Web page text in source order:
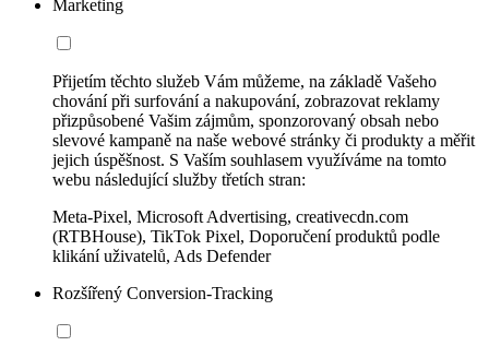
Marketing
Přijetím těchto služeb Vám můžeme, na základě Vašeho
chování při surfování a nakupování, zobrazovat reklamy
přizpůsobené Vašim zájmům, sponzorovaný obsah nebo
slevové kampaně na naše webové stránky či produkty a měřit
jejich úspěšnost. S Vaším souhlasem využíváme na tomto
webu následující služby třetích stran:
Meta-Pixel, Microsoft Advertising, creativecdn.com
(RTBHouse), TikTok Pixel, Doporučení produktů podle
klikání uživatelů, Ads Defender
Rozšířený Conversion-Tracking